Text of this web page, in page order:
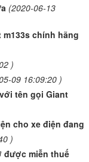
(2020-06-13
chính hãng
)
09 16:09:20 )
tên gọi Giant
cho xe điện đang
)
được miễn thuế